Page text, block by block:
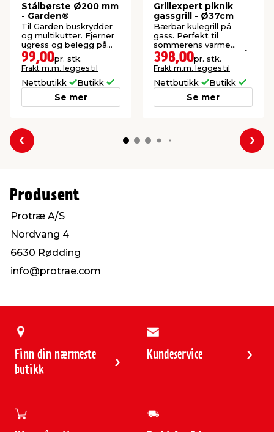
Stålbørste Ø200 mm
- Garden®
Til Garden buskrydder
og multikutter. Fjerner
ugress og belegg på
heller og harde
steinoverflater.
99,00pr. stk.
Frakt m.m. legges til
Nettbutikk Butikk
Se mer
Grillexpert piknik
gassgrill - Ø37cm
Bærbar kulegrill på
gass. Perfekt til
sommerens varme
grillkvelder i parken, på
stranden eller på
balkongen.
398,00pr. stk.
Frakt m.m. legges til
Nettbutikk Butikk
Se mer
Forrige
Produsent
Protræ A/S
Nordvang 4
6630 Rødding
info@protrae.com
Finn din nærmeste
butikk
Kundeservice